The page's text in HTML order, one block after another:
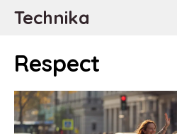
AllerTechnika
Respect